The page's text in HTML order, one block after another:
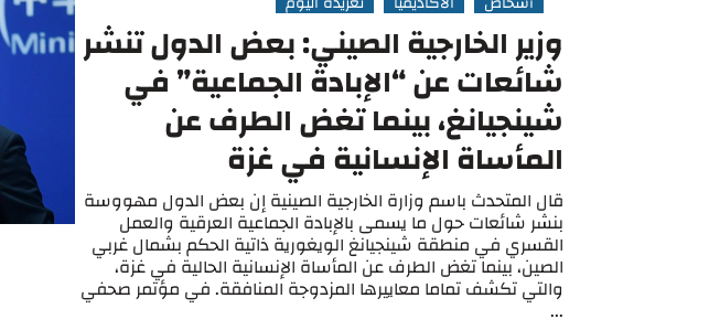
وزير الخارجية الصيني: بعض الدول تنشر
شائعات عن “الإبادة الجماعية” في
شينجيانغ، بينما تغض الطرف عن
المأساة الإنسانية في غزة
قال المتحدث باسم وزارة الخارجية الصينية إن بعض الدول مهووسة
بنشر شائعات حول ما يسمى بالإبادة الجماعية العرقية والعمل
القسري في منطقة شينجيانغ الويغورية ذاتية الحكم بشمال غربي
الصين، بينما تغض الطرف عن المأساة الإنسانية الحالية في غزة،
والتي تكشف تماما معاييرها المزدوجة المنافقة. في مؤتمر صحفي
...